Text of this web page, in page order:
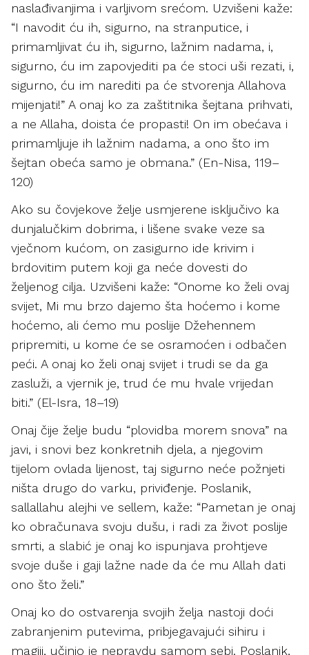
naslađivanjima i varljivom srećom. Uzvišeni kaže:
“I navodit ću ih, sigurno, na stranputice, i
primamljivat ću ih, sigurno, lažnim nadama, i,
sigurno, ću im zapovjediti pa će stoci uši rezati, i,
sigurno, ću im narediti pa će stvorenja Allahova
mijenjati!” A onaj ko za zaštitnika šejtana prihvati,
a ne Allaha, doista će propasti! On im obećava i
primamljuje ih lažnim nadama, a ono što im
šejtan obeća samo je obmana.” (En-Nisa, 119–
120)
Ako su čovjekove želje usmjerene isključivo ka
dunjalučkim dobrima, i lišene svake veze sa
vječnom kućom, on zasigurno ide krivim i
brdovitim putem koji ga neće dovesti do
željenog cilja. Uzvišeni kaže: “Onome ko želi ovaj
svijet, Mi mu brzo dajemo šta hoćemo i kome
hoćemo, ali ćemo mu poslije Džehennem
pripremiti, u kome će se osramoćen i odbačen
peći. A onaj ko želi onaj svijet i trudi se da ga
zasluži, a vjernik je, trud će mu hvale vrijedan
biti.” (El-Isra, 18–19)
Onaj čije želje budu “plovidba morem snova” na
javi, i snovi bez konkretnih djela, a njegovim
tijelom ovlada lijenost, taj sigurno neće požnjeti
ništa drugo do varku, priviđenje. Poslanik,
sallallahu alejhi ve sellem, kaže: “Pametan je onaj
ko obračunava svoju dušu, i radi za život poslije
smrti, a slabić je onaj ko ispunjava prohtjeve
svoje duše i gaji lažne nade da će mu Allah dati
ono što želi.”
Onaj ko do ostvarenja svojih želja nastoji doći
zabranjenim putevima, pribjegavajući sihiru i
magiji, učinio je nepravdu samom sebi. Poslanik,